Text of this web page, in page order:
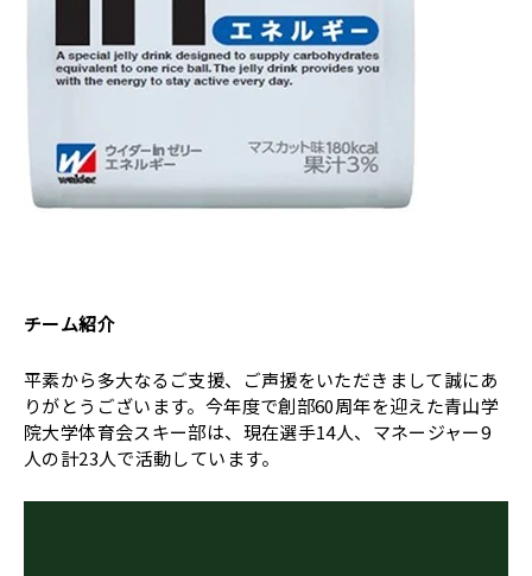
チーム紹介
平素から多大なるご支援、ご声援をいただきまして誠にあ
りがとうございます。今年度で創部60周年を迎えた青山学
院大学体育会スキー部は、現在選手14人、マネージャー9
人の計23人で活動しています。